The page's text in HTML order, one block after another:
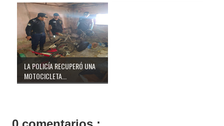
LA POLICÍA RECUPERÓ UNA
MOTOCICLETA...